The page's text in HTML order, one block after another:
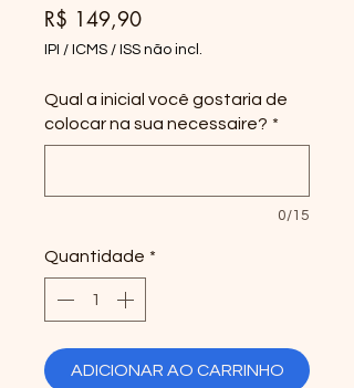
R$ 149,90Preço
IPI / ICMS / ISS não incl.
Qual a inicial você gostaria de
colocar na sua necessaire? *
0/15
Quantidade *
ADICIONAR AO CARRINHO